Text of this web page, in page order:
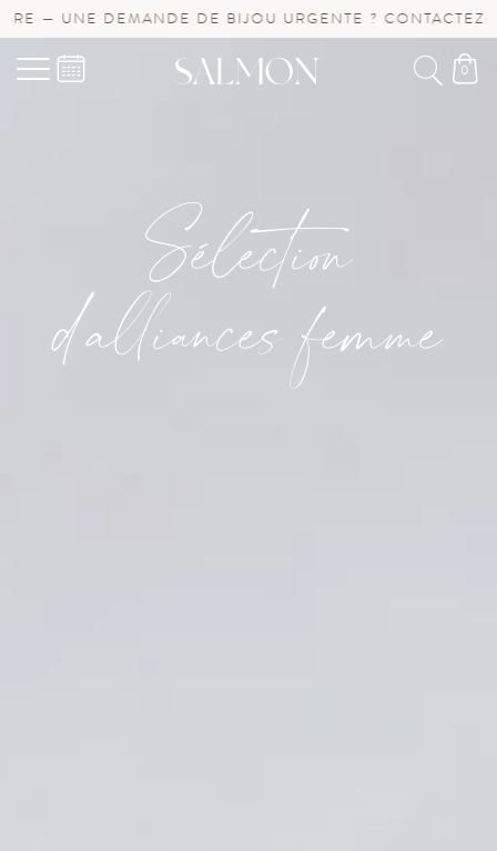
DEMANDE DE BIJOU URGENTE ? CONTACTEZ-NOUS !
0
Sélection
d'alliances femme